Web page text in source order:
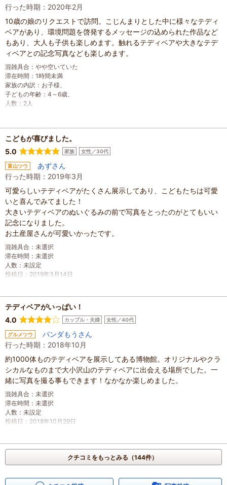
行った時期：2020年2月
10歳の娘のリクエストで訪問。こじんまりとした中に様々なテディ
ベアがあり、環境問題を啓発するメッセージの込められた作品など
もあり、大人も子供も楽しめます。触れるテディベアや大きなテデ
ィベアとの記念写真なども楽しめます。
混雑具合 ： やや空いていた
滞在時間 ： 1時間未満
家族の内訳 ： お子様、
子どもの年齢 ： 4～6歳、
人数 ： 2人
こどもが喜びました。
5.0
家族 女性／30代
富山ツウ
あずさん
行った時期：2019年3月
可愛らしいテディベアがたくさん展示してあり、こどもたちは可愛
いと喜んでみてました！
大きいテディベアのぬいぐるみの前で写真をとったのがとてもいい
記念になりました。
お土産屋さんが可愛いかったです。
混雑具合 ： 未選択
滞在時間 ： 未選択
人数 ： 未設定
投稿日 ： 2019年3月14日
テディベアがいっぱい！
4.0
カップル・夫婦 女性／40代
グルメツウ
パンダもうさん
行った時期：2018年10月
約1000体ものテディベアを展示してある博物館。オリジナルやクラ
シカルなものまで大小沢山のテディベアに出会える場所でした。一
緒に写真を撮る事もできます！なかなか楽しめました。
混雑具合 ： 未選択
滞在時間 ： 未選択
人数 ： 未設定
投稿日 ： 2018年10月29日
クチコミをもっとみる（144件）